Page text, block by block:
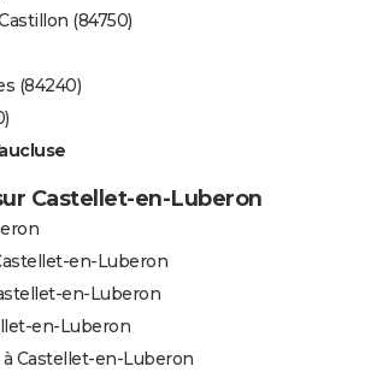
(84750)
(84240)
Castellet-en-Luberon
en-Luberon
en-Luberon
en-Luberon
Castellet-en-Luberon